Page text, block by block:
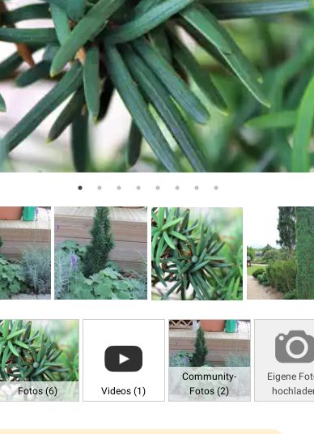
Fotos (6) Videos (1)
Community-
Fotos (2)
Eigene